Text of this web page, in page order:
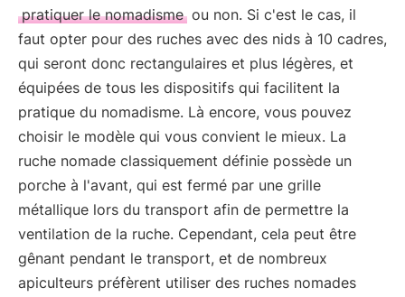
pratiquer le nomadisme ou non. Si c'est le cas, il
faut opter pour des ruches avec des nids à 10 cadres,
qui seront donc rectangulaires et plus légères, et
équipées de tous les dispositifs qui facilitent la
pratique du nomadisme. Là encore, vous pouvez
choisir le modèle qui vous convient le mieux. La
ruche nomade classiquement définie possède un
porche à l'avant, qui est fermé par une grille
métallique lors du transport afin de permettre la
ventilation de la ruche. Cependant, cela peut être
gênant pendant le transport, et de nombreux
apiculteurs préfèrent utiliser des ruches nomades